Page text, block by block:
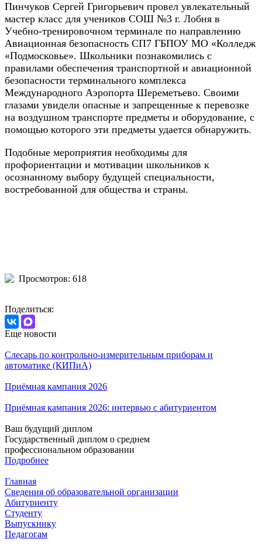
Пинчуков Сергей Григорьевич провел увлекательный
мастер класс для учеников СОШ №3 г. Лобня в
Учебно-тренировочном терминале по направлению
Авиационная безопасность СП7 ГБПОУ МО «Колледж
«Подмосковье». Школьники познакомились с
правилами обеспечения транспортной и авиационной
безопасности терминального комплекса
Международного Аэропорта Шереметьево. Своими
глазами увидели опасные и запрещенные к перевозке
на воздушном транспорте предметы и оборудование, с
помощью которого эти предметы удается обнаружить.
Подобные мероприятия необходимы для
профориентации и мотивации школьников к
осознанному выбору будущей специальности,
востребованной для общества и страны.
Просмотров: 618
Поделиться:
Еще новости
Слесарь по контрольно-измерительным приборам и
автоматике (КИПиА)
Приёмная кампания 2026
Приёмная кампания 2026: интервью с абитуриентом
Ваш будущий диплом
Государственный диплом о среднем
профессиональном образовании
Подробнее
Главная
Сведения об образовательной организации
Абитуриенту
Студенту
Выпускнику
Педагогам